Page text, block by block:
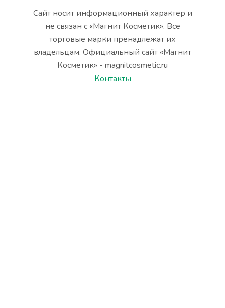
Сайт носит информационный характер и
не связан с «Магнит Косметик». Все
торговые марки пренадлежат их
владельцам. Официальный сайт «Магнит
Косметик» - magnitcosmetic.ru
Контакты